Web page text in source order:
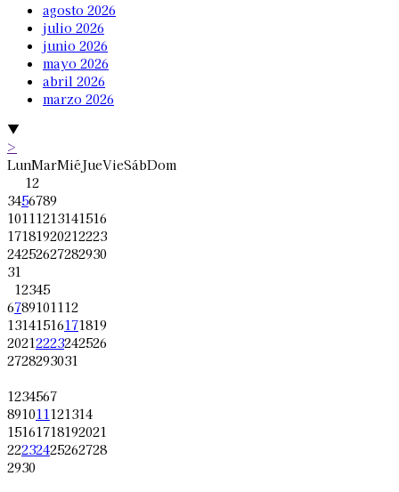
agosto 2026
julio 2026
junio 2026
mayo 2026
abril 2026
marzo 2026
▼
>
LunMarMiéJueVieSábDom
12
3456789
10111213141516
17181920212223
24252627282930
31
12345
6789101112
13141516171819
20212223242526
2728293031
1234567
891011121314
15161718192021
22232425262728
2930